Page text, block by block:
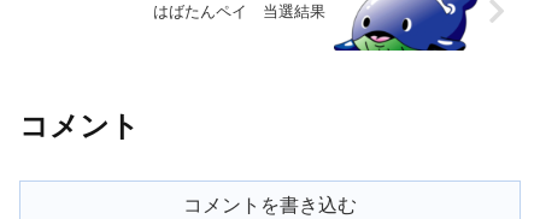
はばたんペイ 当選結果
コメント
コメントを書き込む